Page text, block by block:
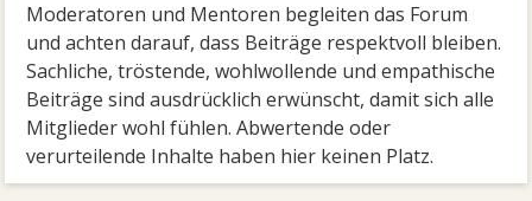
Moderatoren und Mentoren begleiten das Forum
und achten darauf, dass Beiträge respektvoll bleiben.
Sachliche, tröstende, wohlwollende und empathische
Beiträge sind ausdrücklich erwünscht, damit sich alle
Mitglieder wohl fühlen. Abwertende oder
verurteilende Inhalte haben hier keinen Platz.